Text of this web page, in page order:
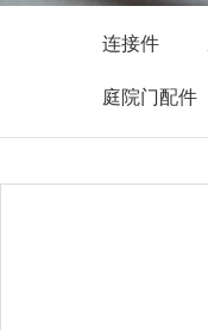
连接件
庭院门配件